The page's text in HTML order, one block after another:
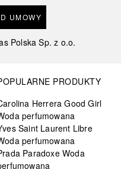
UMOWY
Polska Sp. z o.o.
PRODUKTY
Herrera Good Girl
perfumowana
Saint Laurent Libre
perfumowana
Paradoxe Woda